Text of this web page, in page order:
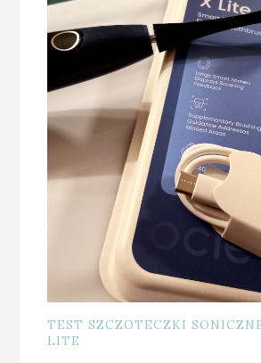
TEST SZCZOTECZKI
LITE